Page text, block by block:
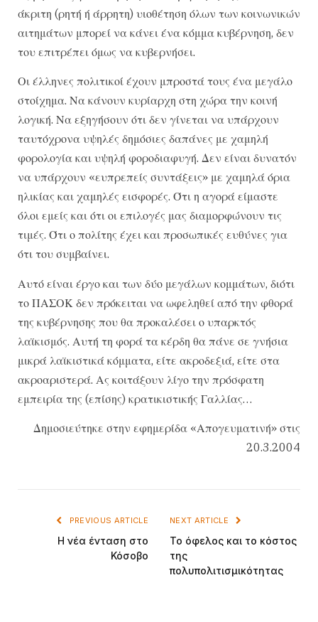
άκριτη (ρητή ή άρρητη) υιοθέτηση όλων των κοινωνικών
αιτημάτων μπορεί να κάνει ένα κόμμα κυβέρνηση, δεν
του επιτρέπει όμως να κυβερνήσει.
Οι έλληνες πολιτικοί έχουν μπροστά τους ένα μεγάλο
στοίχημα. Να κάνουν κυρίαρχη στη χώρα την κοινή
λογική. Να εξηγήσουν ότι δεν γίνεται να υπάρχουν
ταυτόχρονα υψηλές δημόσιες δαπάνες με χαμηλή
φορολογία και υψηλή φοροδιαφυγή. Δεν είναι δυνατόν
να υπάρχουν «ευπρεπείς συντάξεις» με χαμηλά όρια
ηλικίας και χαμηλές εισφορές. Ότι η αγορά είμαστε
όλοι εμείς και ότι οι επιλογές μας διαμορφώνουν τις
τιμές. Ότι ο πολίτης έχει και προσωπικές ευθύνες για
ότι του συμβαίνει.
Αυτό είναι έργο και των δύο μεγάλων κομμάτων, διότι
το ΠΑΣΟΚ δεν πρόκειται να ωφεληθεί από την φθορά
της κυβέρνησης που θα προκαλέσει ο υπαρκτός
λαϊκισμός. Αυτή τη φορά τα κέρδη θα πάνε σε γνήσια
μικρά λαϊκιστικά κόμματα, είτε ακροδεξιά, είτε στα
ακροαριστερά. Ας κοιτάξουν λίγο την πρόσφατη
εμπειρία της (επίσης) κρατικιστικής Γαλλίας…
Δημοσιεύτηκε στην εφημερίδα «Απογευματινή» στις
20.3.2004
PREVIOUS ARTICLE
Η νέα ένταση στο
Κόσοβο
NEXT ARTICLE
Το όφελος και το κόστος
της
πολυπολιτισμικότητας